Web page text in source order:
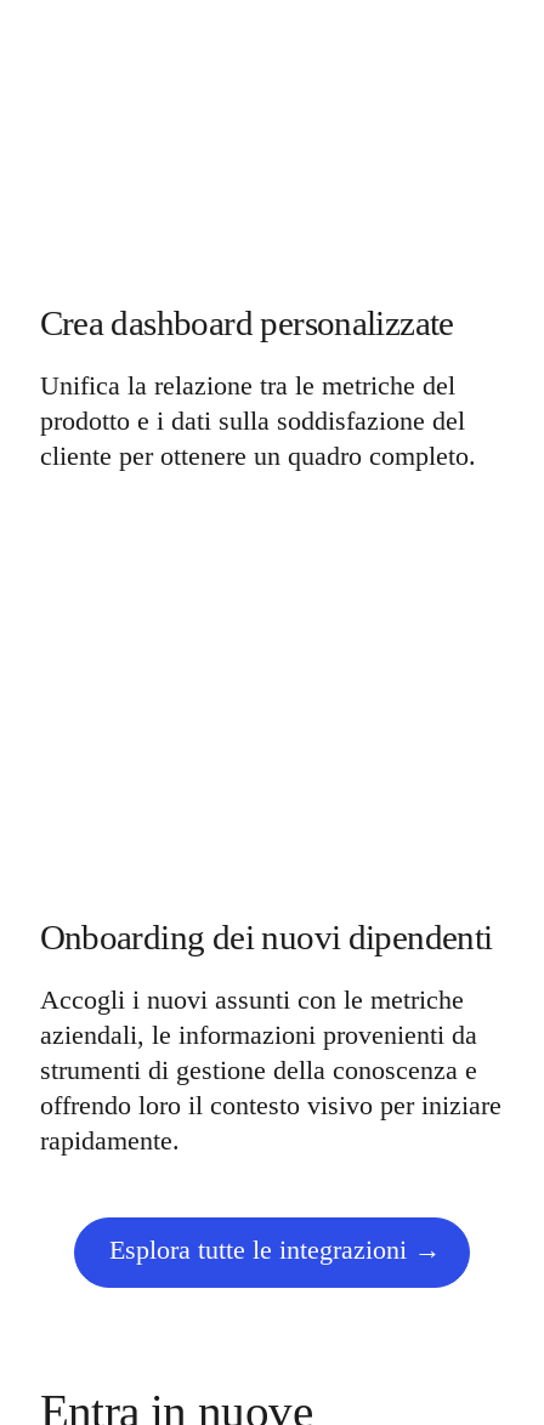
Crea dashboard personalizzate
Unifica la relazione tra le metriche del
prodotto e i dati sulla soddisfazione del
cliente per ottenere un quadro completo.
Onboarding dei nuovi dipendenti
Accogli i nuovi assunti con le metriche
aziendali, le informazioni provenienti da
strumenti di gestione della conoscenza e
offrendo loro il contesto visivo per iniziare
rapidamente.
Esplora tutte le integrazioni
Entra in nuove